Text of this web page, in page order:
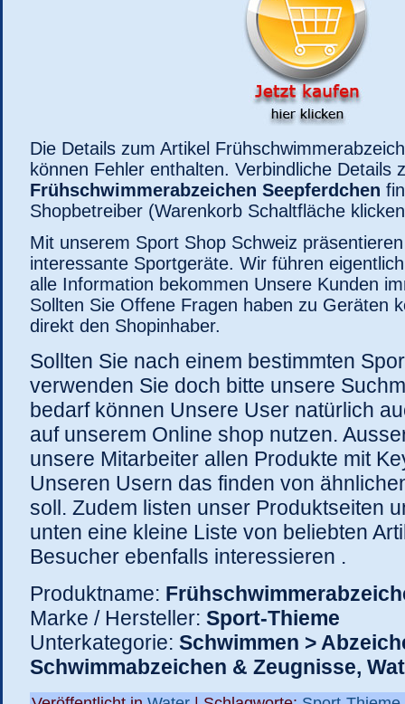
Die Details zum Artikel
können Fehler enthalten. Verbindliche Details
Frühschwimmerabzeichen Seepferdchen
Shopbetreiber (Warenkorb Schaltfläche
Mit unserem Sport Shop Schweiz
interessante Sportgeräte. Wir führen
alle Information bekommen Unsere Kunden
Sollten Sie Offene Fragen haben zu Geräten
direkt den Shopinhaber.
Sollten Sie nach einem bestimmten
verwenden Sie doch bitte unsere
bedarf können Unsere User natürlich
auf unserem Online shop nutzen.
unsere Mitarbeiter allen Produkte mit
Unseren Usern das finden von
soll. Zudem listen unser Produktseiten
unten eine kleine Liste von beliebten
Besucher ebenfalls interessieren .
Produktname:
Marke / Hersteller: Sport-Thieme
Unterkategorie: Schwimmen >
Schwimmabzeichen & Zeugnisse,